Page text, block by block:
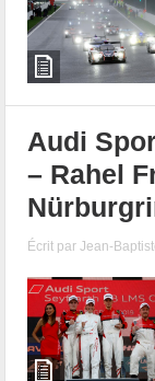
Audi
– Rahel
Écrit parJean-